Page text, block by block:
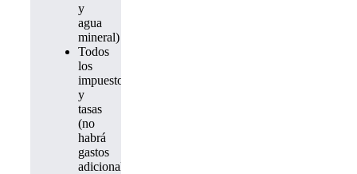
y
agua
mineral)
Todos
los
impuestos
y
tasas
(no
habrá
gastos
adicionales)